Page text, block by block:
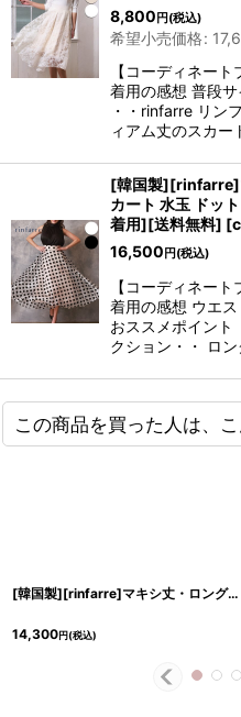
8,800 円 (税込)
希望小売価格:
【コーディネー
着用の感想 普段
・・rinfarre リン
ィアム丈のスカ
[韓国製][rinfarre]
カート 水玉 ドッ
着用][送料無料] [
16,500 円 (税込)
【コーディネー
着用の感想 ウエ
おススメポイント
クション・・ ロ
この商品を買った人は、
[韓国製][rinfarre]マキシ丈・ロングスカート・総レース・ウエストリボン＆コルセット風・Aライン・プリーツ[黒木麗奈着用][送料無料]
14,300円(税込)